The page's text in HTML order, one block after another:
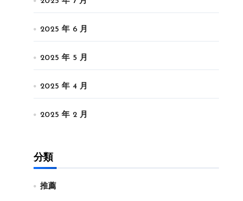
2025 年 6 月
2025 年 5 月
2025 年 4 月
2025 年 2 月
分類
推薦